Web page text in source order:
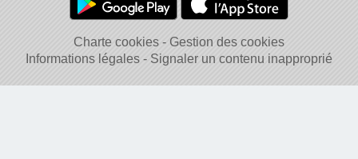
Charte cookies
Gestion des cookies
Informations légales
Signaler un contenu inapproprié